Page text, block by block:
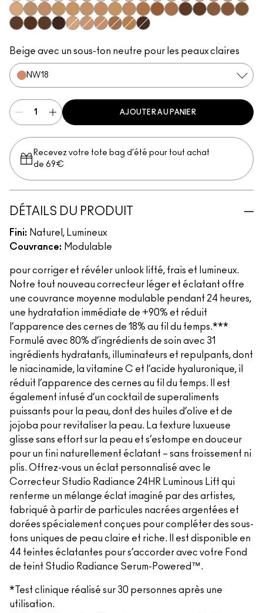
NC5​NW5​NC10​NC11​NW10​NW11​NC11.5​
NW13​NC14.5​
NC15​N12​NC17​NC17.5​
NC20​NW18​NC25​N18​
NW20​
NC27​NW25​NC30​NC35​NC37​NC40​NC42​NC44​
NW43​NW45​
Beige avec un sous-ton neutre pour les peaux claires
NW18​
AJOUTER AU PANIER
Recevez votre tote bag d’été pour tout achat
de 69€
DÉTAILS DU PRODUIT
Fini: Naturel, Lumineux
Couvrance: Modulable
pour corriger et révéler unlook lifté, frais et lumineux.
Notre tout nouveau correcteur léger et éclatant offre
une couvrance moyenne modulable pendant 24 heures,
une hydratation immédiate de +90% et réduit
l’apparence des cernes de 18% au fil du temps.***
Formulé avec 80% d’ingrédients de soin avec 31
ingrédients hydratants, illuminateurs et repulpants, dont
le niacinamide, la vitamine C et l’acide hyaluronique, il
réduit l’apparence des cernes au fil du temps. Il est
également infusé d’un cocktail de superaliments
puissants pour la peau, dont des huiles d’olive et de
jojoba pour revitaliser la peau. La texture luxueuse
glisse sans effort sur la peau et s’estompe en douceur
pour un fini naturellement éclatant – sans froissement ni
plis. Offrez-vous un éclat personnalisé avec le
Correcteur Studio Radiance 24HR Luminous Lift qui
renferme un mélange éclat imaginé par des artistes,
fabriqué à partir de particules nacrées argentées et
dorées spécialement conçues pour compléter des sous-
tons uniques de peau claire et riche. Il est disponible en
44 teintes éclatantes pour s’accorder avec votre Fond
de teint Studio Radiance Serum-Powered™.
*Test clinique réalisé sur 30 personnes après une
utilisation.